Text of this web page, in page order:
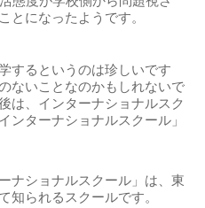
とになったようです。
するというのは珍しいです
ないことなのかもしれないで
は、インターナショナルスク
ンターナショナルスクール」
ナショナルスクール」は、東
知られるスクールです。